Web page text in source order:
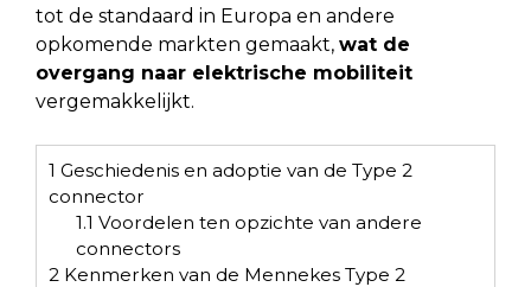
tot de standaard in Europa en andere
opkomende markten gemaakt, wat de
overgang naar elektrische mobiliteit
vergemakkelijkt.
1 Geschiedenis en adoptie van de Type 2
connector
1.1 Voordelen ten opzichte van andere
connectors
2 Kenmerken van de Mennekes Type 2